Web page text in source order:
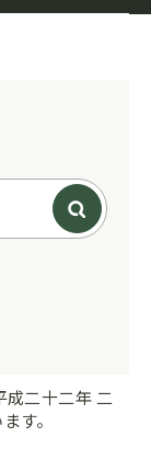
成二十二年 二
す。